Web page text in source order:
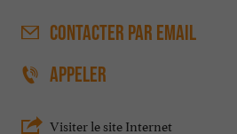
CONTACTER PAR EMAIL
APPELER
Visiter le site Internet